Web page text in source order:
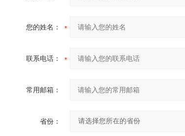
您的姓名：
联系电话：
常用邮箱：
省份：